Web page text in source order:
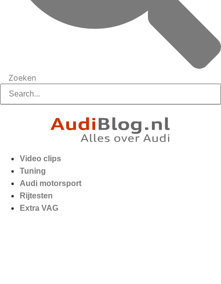
Zoeken
Video clips
Tuning
Audi motorsport
Rijtesten
Extra VAG